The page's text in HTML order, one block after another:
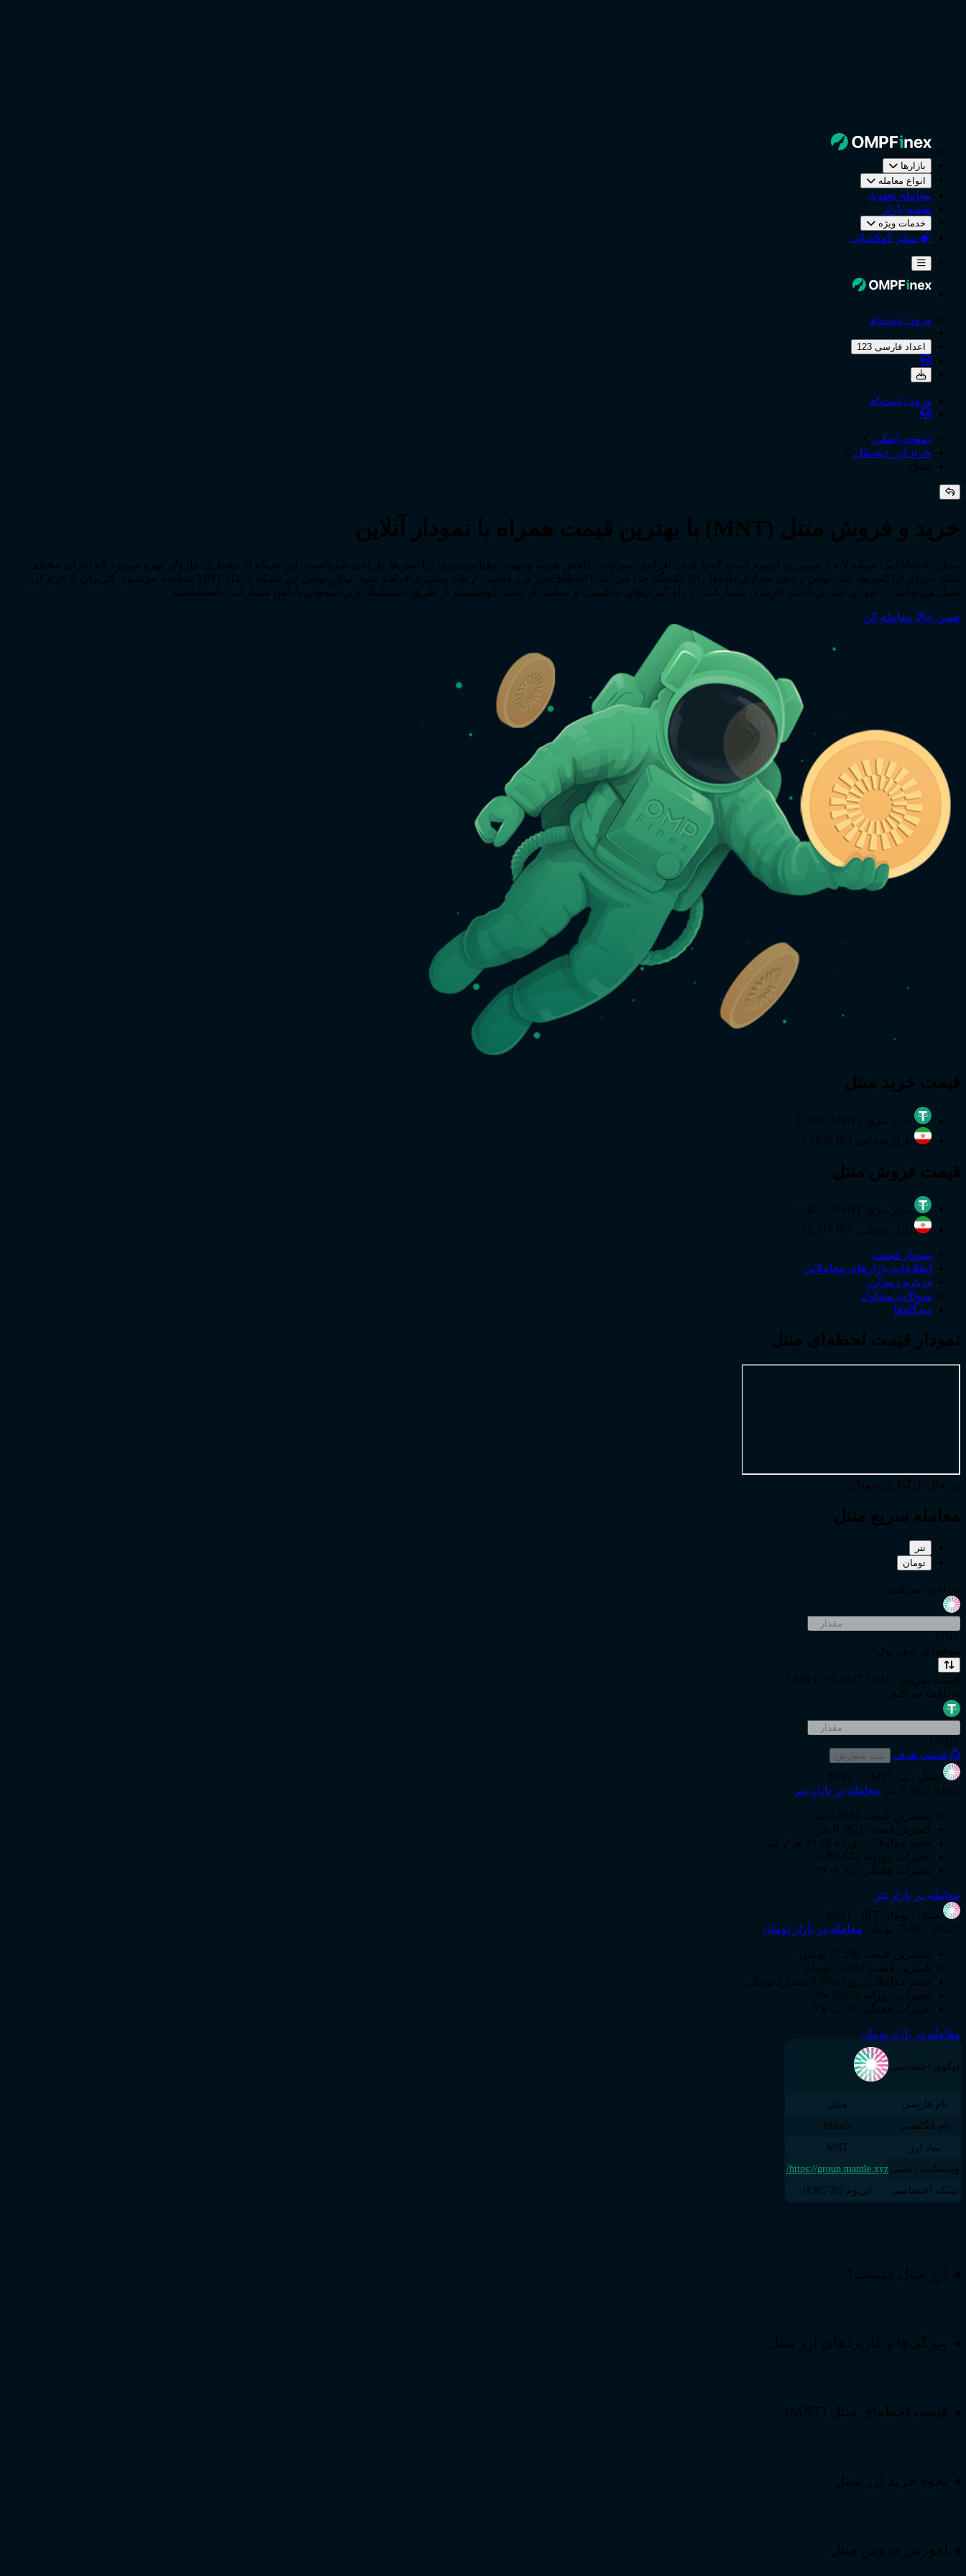
بازارها
انواع معامله
معامله تعهدی
نقشه بازار
خدمات ویژه
سفر کهکشانی
ورود / ثبت‌نام
اعداد فارسی 123
ورود / ثبت‌نام
صفحه اصلی
خرید ارز دیجیتال
منتل
خرید و فروش منتل (MNT) با بهترین قیمت همراه با نمودار آنلاین
منتل (Mantle) یک شبکه لایه 2 مبتنی بر اتریوم است که با هدف افزایش سرعت، کاهش هزینه و بهبود مقیاس‌پذیری تراکنش‌ها طراحی شده‌است. این شبکه از معماری ماژولار بهره می‌برد که اجزای مختلف
مانند اجرای تراکنش‌ها، ثبت نهایی و ذخیره‌سازی داده‌ها را از یکدیگر جدا می‌کند تا انعطاف‌پذیری و قابلیت ارتقاء بیشتری فراهم شود. توکن بومی این شبکه با نماد MNT شناخته می‌شود. کاربران با خرید ارز
منتل می‌توانند در اموری مثل پرداخت کارمزد، مشارکت در رأی‌گیری‌های حاکمیتی و حمایت از رشد اکوسیستم از طریق استیکینگ و برنامه‌های پاداش مشارکت داشته‌باشند.
همین حالا معامله کن
قیمت خرید منتل
بازار تتری 0.3947 USDT
بازار تومانی 73,836 IRT
قیمت فروش منتل
بازار تتری 0.4027 USDT
بازار تومانی 75,217 IRT
نمودار قیمت
اطلاعات بازارهای معاملاتی
درباره رمزارز
سوالات متداول
دیدگاه‌ها
نمودار قیمت لحظه‌ای منتل
در حال بارگذاری نمودار
معامله سریع منتل
تتر
تومان
پرداخت می‌کنم
MNT
موجودی کیف پول
قیمت تقریبی 1 MNT ≈ 0.3947 USDT
دریافت می‌کنم
USDT
قیمت هدف
ثبت سفارش
منتل / تتر
MNT / USDT
0.64٪ 0.3943 تتر معامله در بازار تتر
بیشترین قیمت 0.3981 تتر
کمترین قیمت 0.3921 تتر
حجم معاملات روزانه 19.38 هزار تتر
تغییرات روزانه 0.64٪
تغییرات هفتگی -4.36٪
معامله در بازار تتر
منتل
/ تومان MNT / IRT
-0.62٪ 75,881 تومان معامله در بازار تومان
بیشترین قیمت 77,249 تومان
کمترین قیمت 74,284 تومان
حجم معاملات روزانه 9.59 میلیارد تومان
تغییرات روزانه -0.62٪
تغییرات هفتگی -2.73٪
معامله در بازار تومان
لوگوی اختصاصی
نام فارسی
منتل
نام انگلیسی
Mantle
نماد ارز
MNT
وب‌سایت رسمی https://group.mantle.xyz/
شبکه اختصاصی
اتریوم (ERC-20)
ارز منتل چیست؟
ویژگی‌ها و کاربردهای ارز منتل
قیمت لحظه‌ای منتل (MNT)
نحوه خرید ارز منتل
آموزش فروش منتل